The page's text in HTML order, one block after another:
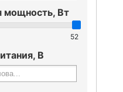
мощность, Вт
52
В